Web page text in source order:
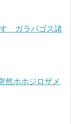
す ガラパゴス諸
然ホホジロザメ